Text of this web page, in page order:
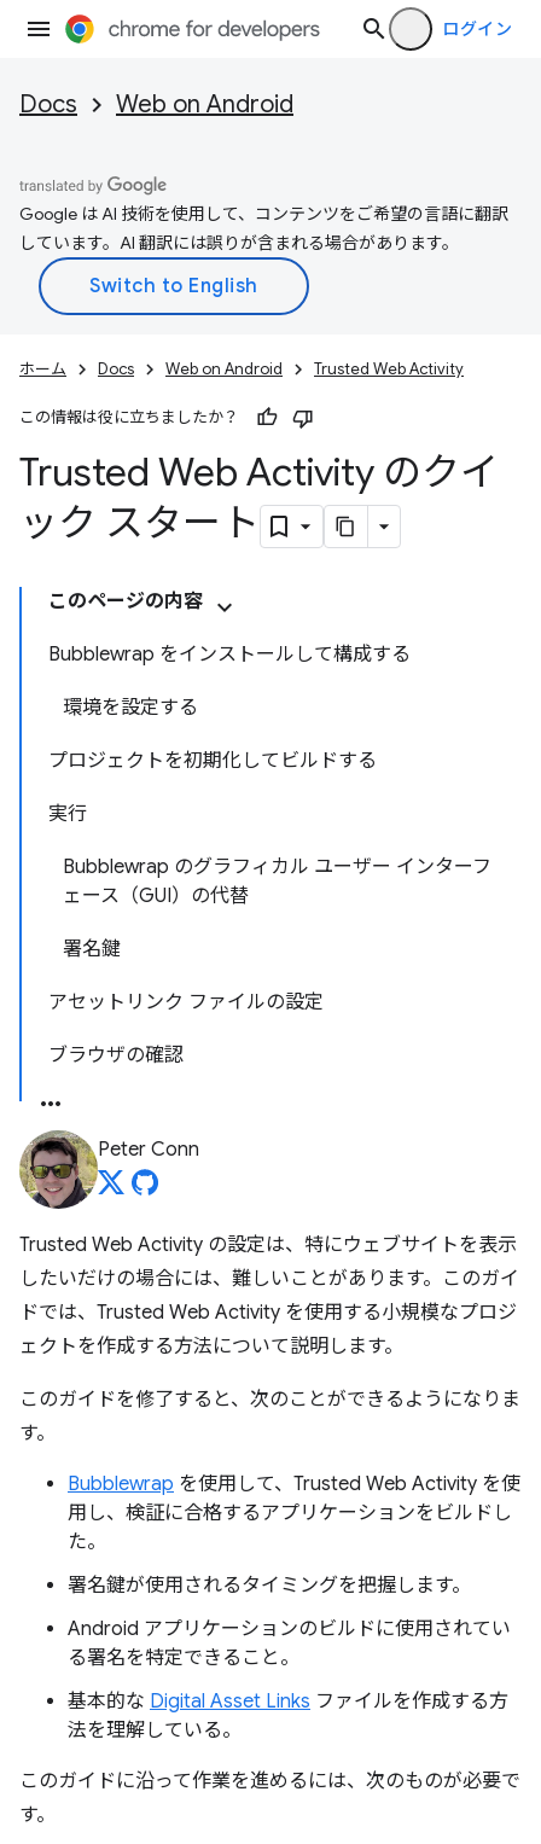
ログイン
Docs Web on Android
Google は AI 技術を使用して、コンテンツをご希望の言語に翻訳
しています。AI 翻訳には誤りが含まれる場合があります。
ホーム Docs Web on Android Trusted Web Activity
この情報は役に立ちましたか？
Trusted Web Activity のクイ
ック スタート
このページの内容
Bubblewrap をインストールして構成する
環境を設定する
プロジェクトを初期化してビルドする
実行
Bubblewrap のグラフィカル ユーザー インターフ
ェース（GUI）の代替
署名鍵
アセットリンク ファイルの設定
ブラウザの確認
Peter Conn
Trusted Web Activity の設定は、特にウェブサイトを表示
したいだけの場合には、難しいことがあります。このガイ
ドでは、Trusted Web Activity を使用する小規模なプロジ
ェクトを作成する方法について説明します。
このガイドを修了すると、次のことができるようになりま
す。
Bubblewrap を使用して、Trusted Web Activity を使
用し、検証に合格するアプリケーションをビルドし
た。
署名鍵が使用されるタイミングを把握します。
Android アプリケーションのビルドに使用されてい
る署名を特定できること。
基本的な Digital Asset Links ファイルを作成する方
法を理解している。
このガイドに沿って作業を進めるには、次のものが必要で
す。